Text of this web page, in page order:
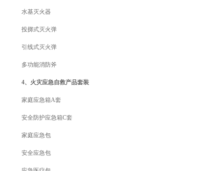
水基灭火器
投掷式灭火弹
引线式灭火弹
多功能消防斧
4、火灾应急自救产品套装
家庭应急箱A套
安全防护应急箱C套
家庭应急包
安全应急包